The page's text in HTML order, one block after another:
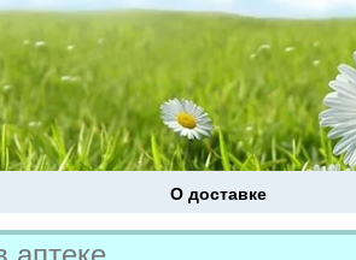
О доставке